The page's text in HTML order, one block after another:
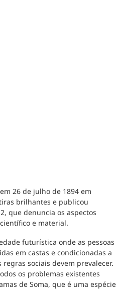
26 de julho de 1894 em
brilhantes e publicou
que denuncia os aspectos
e material.
futurística onde as pessoas
em castas e condicionadas a
sociais devem prevalecer.
os problemas existentes
de Soma, que é uma espécie